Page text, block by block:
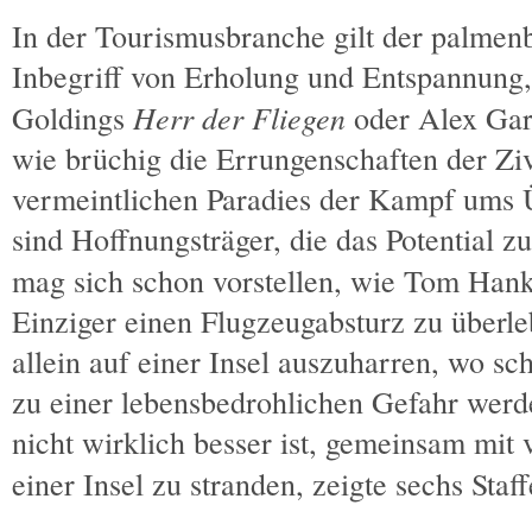
In der Tourismusbranche gilt der
Inbegriff von Erholung und
Goldings Herr der Fliegen oder Alex
wie brüchig die Errungenschaften der
vermeintlichen Paradies der Kampf ums
sind Hoffnungsträger, die das Potential
mag sich schon vorstellen, wie Tom
Einziger einen Flugzeugabsturz zu
allein auf einer Insel auszuharren, wo
zu einer lebensbedrohlichen Gefahr
nicht wirklich besser ist, gemeinsam mit
einer Insel zu stranden, zeigte sechs